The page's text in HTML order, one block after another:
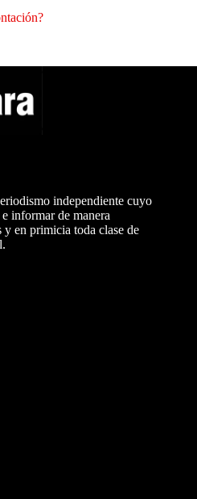
independiente cuyo
informar de manera
en primicia toda clase de